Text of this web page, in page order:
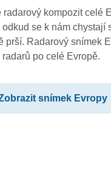
radarový kompozit celé
odkud se k nám chystají
prší. Radarový snímek
radarů po celé Evropě.
snímek Evropy